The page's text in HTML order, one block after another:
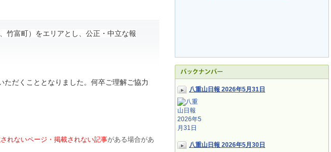
八重山日報 2026年5月31日
八重山日報 2026年5月30日
竹富町）をエリアとし、公正・中立な報
だくこととなりました。何卒ご理解ご協力
れないページ・掲載されない記事がある場合があ